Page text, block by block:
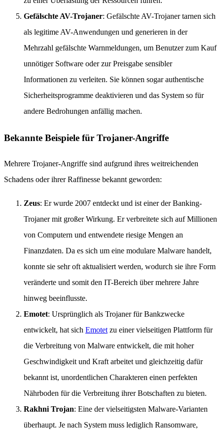
Gefälschte AV-Trojaner: Gefälschte AV-Trojaner tarnen sich
als legitime AV-Anwendungen und generieren in der
Mehrzahl gefälschte Warnmeldungen, um Benutzer zum Kauf
unnötiger Software oder zur Preisgabe sensibler
Informationen zu verleiten. Sie können sogar authentische
Sicherheitsprogramme deaktivieren und das System so für
andere Bedrohungen anfällig machen.
Bekannte Beispiele für Trojaner-Angriffe
Mehrere Trojaner-Angriffe sind aufgrund ihres weitreichenden
Schadens oder ihrer Raffinesse bekannt geworden:
Zeus: Er wurde 2007 entdeckt und ist einer der Banking-
Trojaner mit großer Wirkung. Er verbreitete sich auf Millionen
von Computern und entwendete riesige Mengen an
Finanzdaten. Da es sich um eine modulare Malware handelt,
konnte sie sehr oft aktualisiert werden, wodurch sie ihre Form
veränderte und somit den IT-Bereich über mehrere Jahre
hinweg beeinflusste.
Emotet: Ursprünglich als Trojaner für Bankzwecke
entwickelt, hat sich Emotet zu einer vielseitigen Plattform für
die Verbreitung von Malware entwickelt, die mit hoher
Geschwindigkeit und Kraft arbeitet und gleichzeitig dafür
bekannt ist, unordentlichen Charakteren einen perfekten
Nährboden für die Verbreitung ihrer Botschaften zu bieten.
Rakhni Trojan: Eine der vielseitigsten Malware-Varianten
überhaupt. Je nach System muss lediglich Ransomware,